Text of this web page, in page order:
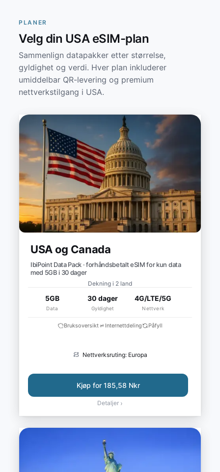
PLANER
Velg din USA eSIM-plan
Sammenlign datapakker etter størrelse,
gyldighet og verdi. Hver plan inkluderer
umiddelbar QR-levering og premium
nettverkstilgang i USA.
USA og Canada
IbiPoint Data Pack · forhåndsbetalt eSIM for kun data
med 5GB i 30 dager
Dekning i 2 land
5GB
Data
30 dager
Gyldighet
4G/LTE/5G
Nettverk
Bruksoversikt Internettdeling Påfyll
Nettverksruting: Europa
Kjøp for 185,58 Nkr
Detaljer ›